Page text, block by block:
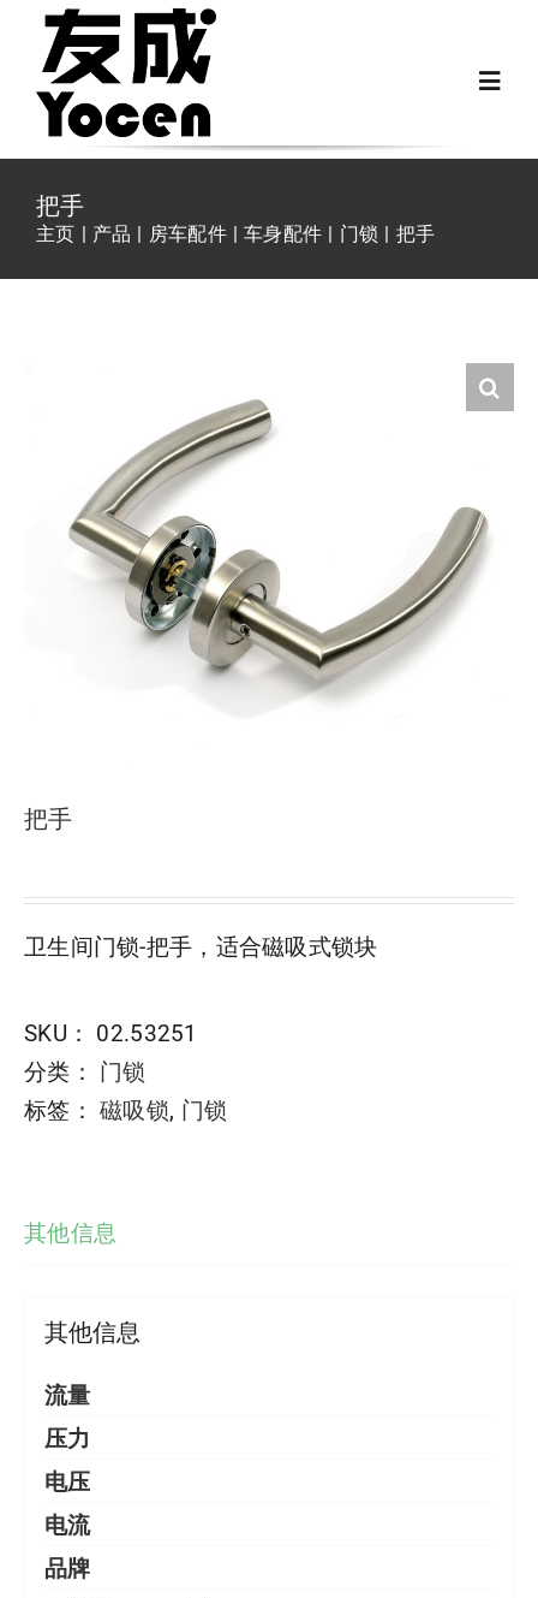
Fiat Ducato零件
把手
主页 产品 房车配件 车身配件 门锁 把手
把手
卫生间门锁-把手，适合磁吸式锁块
SKU： 02.53251
分类： 门锁
标签：磁吸锁, 门锁
其他信息
其他信息
流量
压力
电压
电流
品牌